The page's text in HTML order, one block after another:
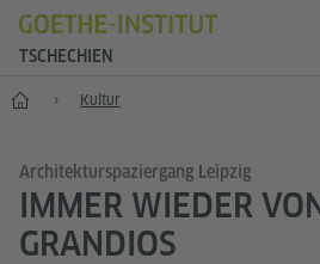
TSCHECHIEN
Start Kultur
Architekturspaziergang Leipzig
IMMER WIEDER
GRANDIOS